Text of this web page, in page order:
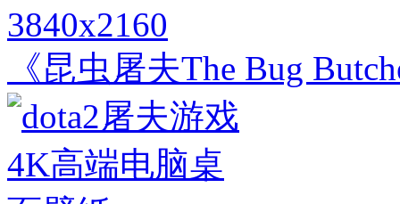
3840x2160
《昆虫屠夫The Bug